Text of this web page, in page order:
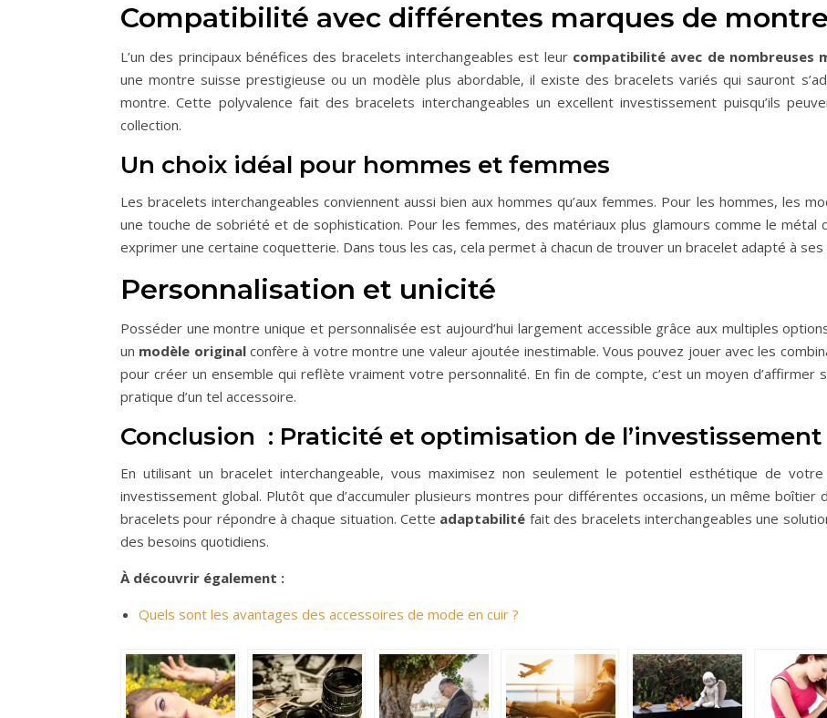
Compatibilité avec différentes marques de
L’un des principaux bénéfices des bracelets interchangeables est leur compatibilité avec de nombreuses
une montre suisse prestigieuse ou un modèle plus abordable, il existe des bracelets variés qui sauront
montre. Cette polyvalence fait des bracelets interchangeables un excellent investissement puisqu’ils
collection.
Un choix idéal pour hommes et femmes
Les bracelets interchangeables conviennent aussi bien aux hommes qu’aux femmes. Pour les hommes, les
une touche de sobriété et de sophistication. Pour les femmes, des matériaux plus glamours comme le
exprimer une certaine coquetterie. Dans tous les cas, cela permet à chacun de trouver un bracelet adapté à ses
Personnalisation et unicité
Posséder une montre unique et personnalisée est aujourd’hui largement accessible grâce aux multiples
un modèle originalconfère à votre montre une valeur ajoutée inestimable. Vous pouvez jouer avec les
pour créer un ensemble qui reflète vraiment votre personnalité. En fin de compte, c’est un moyen d’affirmer
pratique d’un tel accessoire.
Conclusion : Praticité et optimisation de l’investissement
En utilisant un bracelet interchangeable, vous maximisez non seulement le potentiel esthétique de
investissement global. Plutôt que d’accumuler plusieurs montres pour différentes occasions, un même
bracelets pour répondre à chaque situation. Cette adaptabilité fait des bracelets interchangeables une
des besoins quotidiens.
À découvrir également :
Quels sont les avantages des accessoires de mode en cuir ?